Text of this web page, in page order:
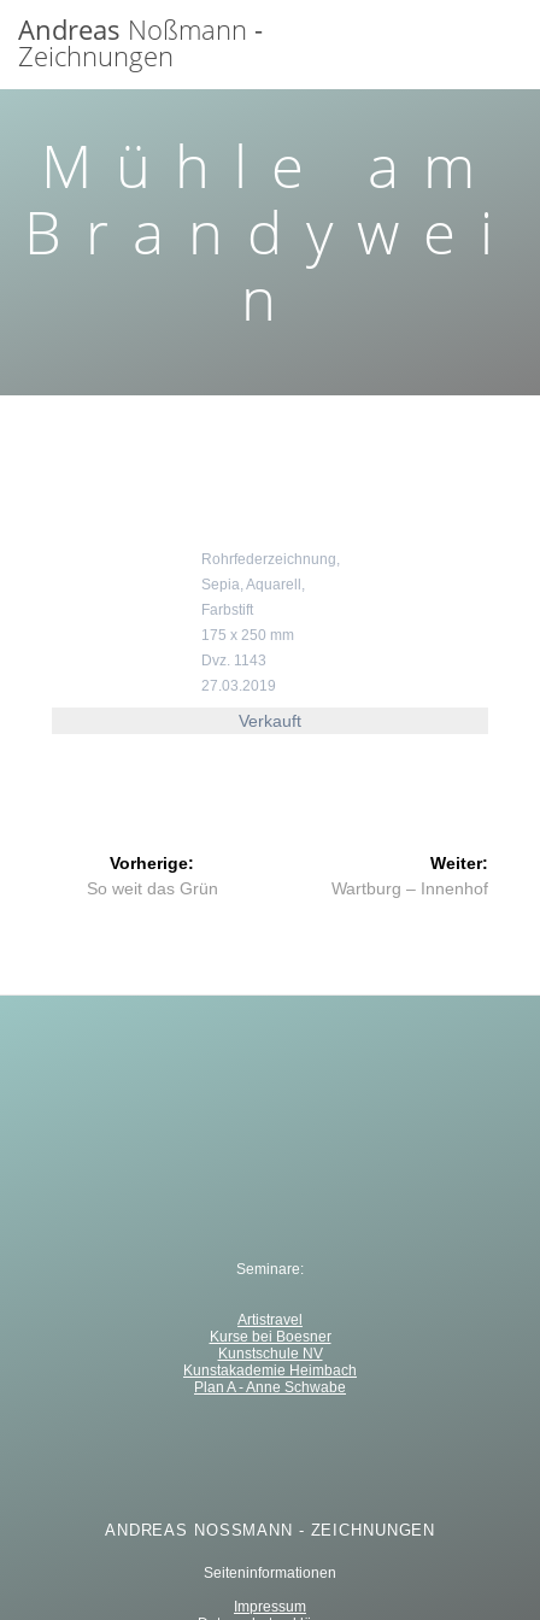
Andreas Noßmann -
Zeichnungen
Mühle am
Brandywei
n
Rohrfederzeichnung,
Sepia, Aquarell,
Farbstift
175 x 250 mm
Dvz. 1143
27.03.2019
Verkauft
Beitragsnavigation
Vorherige:
Vorheriger
So weit das Grün
Weiter:
Nächster
Wartburg – Innenhof
ANDREAS NOSSMANN - ZEICHNUNGEN
Seiteninformationen
Impressum
Seminare:
Artistravel
Kurse bei Boesner
Kunstschule NV
Kunstakademie Heimbach
Plan A - Anne Schwabe